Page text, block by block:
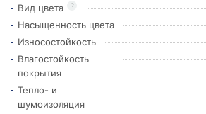
?
Вид цвета
Насыщенность цвета
Износостойкость
Влагостойкость
покрытия
Тепло- и
шумоизоляция